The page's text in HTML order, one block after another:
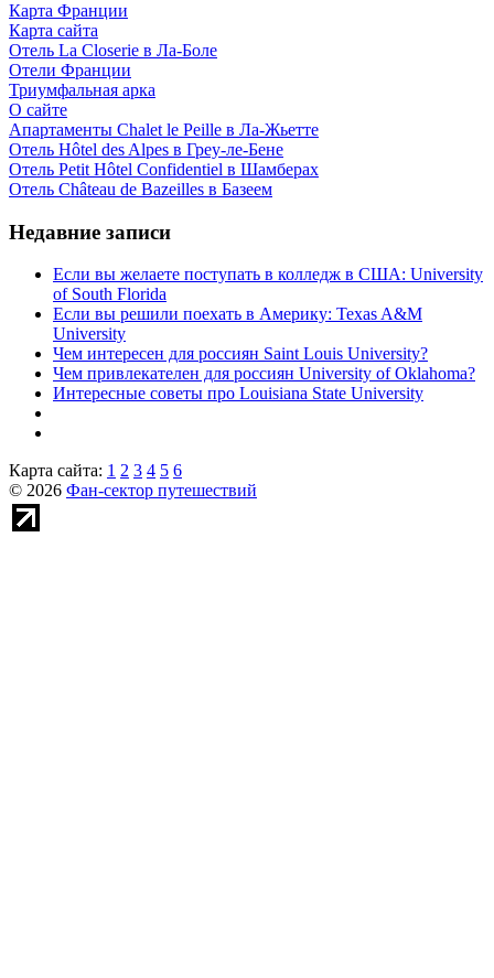
Карта Франции
Карта сайта
Отель La Closerie в Ла-Боле
Отели Франции
Триумфальная арка
О сайте
Апартаменты Chalet le Peille в Ла-Жьетте
Отель Hôtel des Alpes в Греу-ле-Бене
Отель Petit Hôtel Confidentiel в Шамберах
Отель Château de Bazeilles в Базеем
Недавние записи
Если вы желаете поступать в колледж в США: University
of South Florida
Если вы решили поехать в Америку: Texas A&M
University
Чем интересен для россиян Saint Louis University?
Чем привлекателен для россиян University of Oklahoma?
Интересные советы про Louisiana State University
Карта сайта: 1 2 3 4 5 6
© 2026 Фан-сектор путешествий